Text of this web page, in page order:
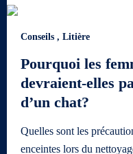
Conseils , Litière
Pourquoi les
devraient-elles
d’un chat?
Quelles sont les
enceintes lors du